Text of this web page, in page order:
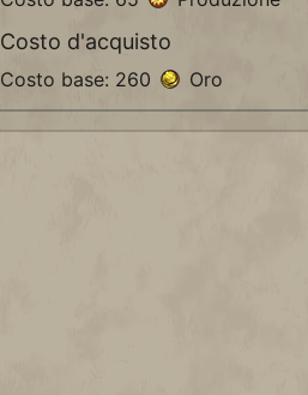
Costo d'acquisto
Costo base: 260 Oro